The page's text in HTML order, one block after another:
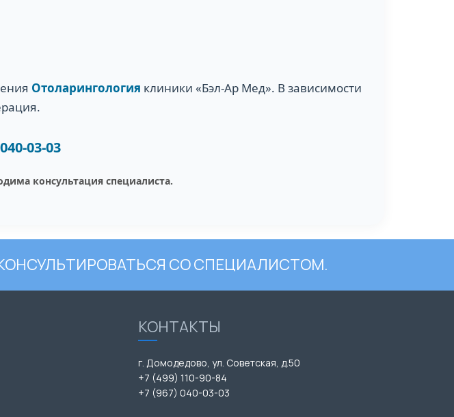
Отоларингология клиники «Бэл-Ар Мед». В зависимости
03-03
консультация специалиста.
СО СПЕЦИАЛИСТОМ.
КОНТАКТЫ
г. Домодедово, ул. Советская, д.50
+7 (499) 110-90-84
+7 (967) 040-03-03